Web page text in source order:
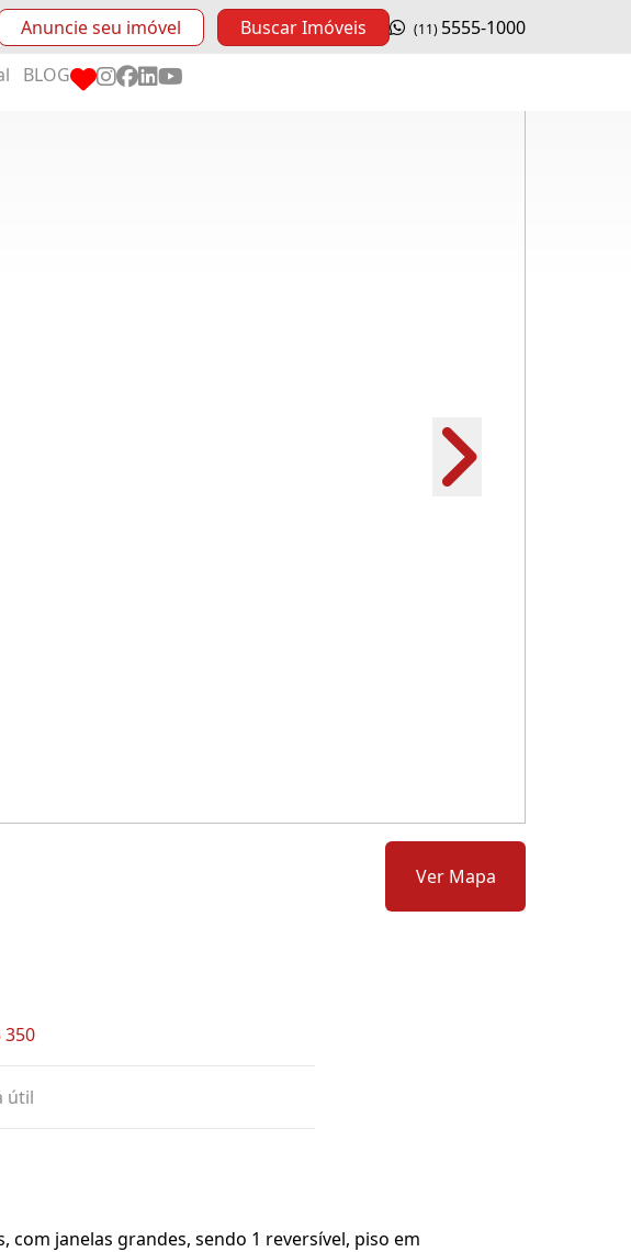
Anuncie seu imóvel Buscar Imóveis (11) 5555-1000
BLOG
Ver Mapa
350
útil
janelas grandes, sendo 1 reversível, piso em